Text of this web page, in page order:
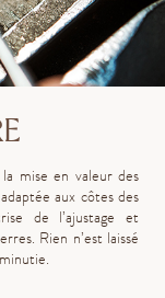
mise en valeur des
aux côtes des
de l’ajustage et
Rien n’est laissé